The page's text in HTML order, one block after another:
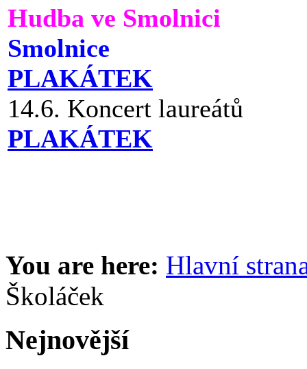
Hudba ve Smolnici
Smolnice
PLAKÁTEK
14.6. Koncert laureátů
PLAKÁTEK
You are here: Hlavní
Školáček
Nejnovější